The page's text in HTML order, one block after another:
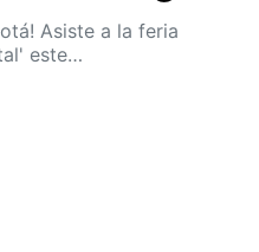
Asiste a la feria
este…